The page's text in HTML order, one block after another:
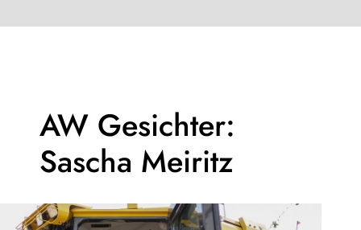
AW Gesichter:
Sascha Meiritz